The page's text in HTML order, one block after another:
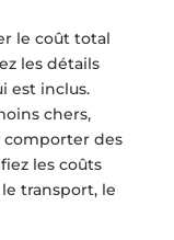
le coût total
les détails
est inclus.
chers,
comporter des
les coûts
transport, le